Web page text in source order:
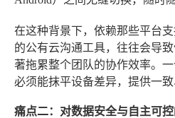
在这种背景下，依赖那些平台
的公有云沟通工具，往往会导
著拖累整个团队的协作效率。
必须能抹平设备差异，提供一致
痛点二：对数据安全与自主可